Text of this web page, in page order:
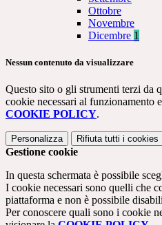
Ottobre
Novembre
Dicembre 1
Nessun contenuto da visualizzare
Questo sito o gli strumenti terzi da
cookie necessari al funzionamento
COOKIE POLICY.
Personalizza Rifiuta tutti i cookies
Gestione cookie
In questa schermata è possibile
I cookie necessari sono quelli che
piattaforma e non è possibile
Per conoscere quali sono i cookie